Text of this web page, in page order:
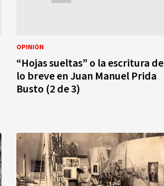
OPINIÓN
“Hojas sueltas” o la escritura de
lo breve en Juan Manuel Prida
Busto (2 de 3)